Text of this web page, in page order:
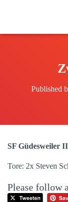
Published
SF Güdesweiler
Tore: 2x Steven
Please follow